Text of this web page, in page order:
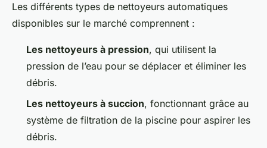
Les différents types de nettoyeurs automatiques
disponibles sur le marché comprennent :
Les nettoyeurs à pression, qui utilisent la
pression de l’eau pour se déplacer et éliminer les
débris.
Les nettoyeurs à succion, fonctionnant grâce au
système de filtration de la piscine pour aspirer les
débris.